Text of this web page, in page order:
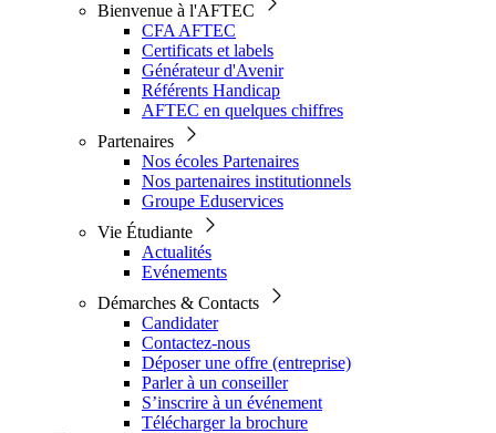
Bienvenue à l'AFTEC
CFA AFTEC
Certificats et labels
Générateur d'Avenir
Référents Handicap
AFTEC en quelques chiffres
Partenaires
Nos écoles Partenaires
Nos partenaires institutionnels
Groupe Eduservices
Vie Étudiante
Actualités
Evénements
Démarches & Contacts
Candidater
Contactez-nous
Déposer une offre (entreprise)
Parler à un conseiller
S’inscrire à un événement
Télécharger la brochure